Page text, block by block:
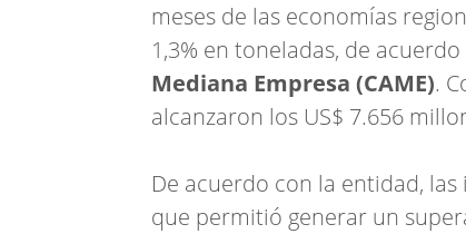
meses de las economías
1,3% en toneladas, de
Mediana Empresa (CAME).
alcanzaron los US$ 7.656
De acuerdo con la entidad,
que permitió generar un